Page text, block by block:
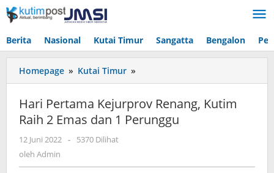
Lewati
ke
Berita Nasional Kutai Timur Sangatta Bengalon
Homepage » Kutai Timur »
Pertama
Renang,
Kutim
Hari Pertama Kejurprov Renang, Kutim
Raih 2 Emas dan 1 Perunggu
12 Juni 2022 oleh
-
5370 Dilihat
oleh Admin